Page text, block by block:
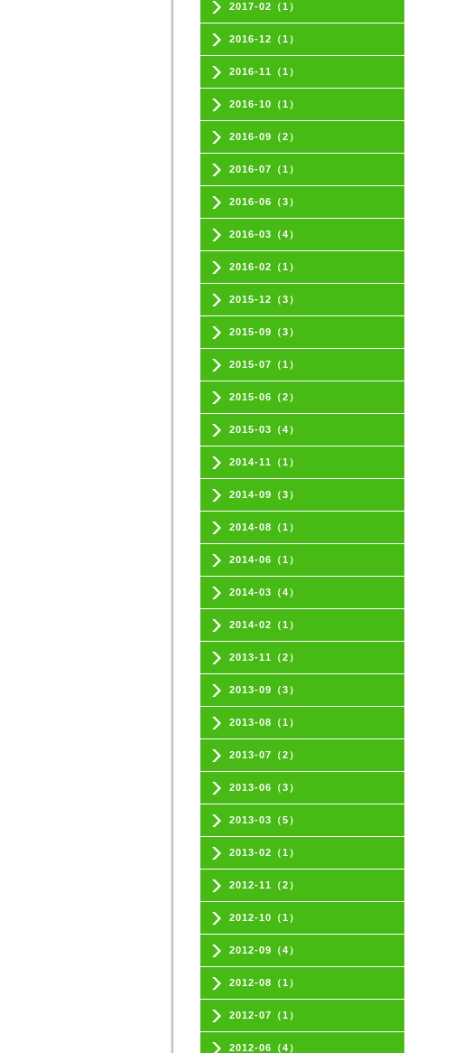
2017-02（1）
2016-12（1）
2016-11（1）
2016-10（1）
2016-09（2）
2016-07（1）
2016-06（3）
2016-03（4）
2016-02（1）
2015-12（3）
2015-09（3）
2015-07（1）
2015-06（2）
2015-03（4）
2014-11（1）
2014-09（3）
2014-08（1）
2014-06（1）
2014-03（4）
2014-02（1）
2013-11（2）
2013-09（3）
2013-08（1）
2013-07（2）
2013-06（3）
2013-03（5）
2013-02（1）
2012-11（2）
2012-10（1）
2012-09（4）
2012-08（1）
2012-07（1）
2012-06（4）